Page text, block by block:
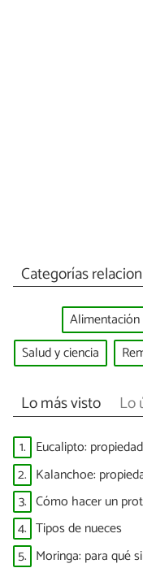
Categorías
Salud y ciencia
Lo más visto Lo
1. Eucalipto:
2. Kalanchoe:
3. Cómo hacer un
4. Tipos de nueces
5. Moringa: para qué